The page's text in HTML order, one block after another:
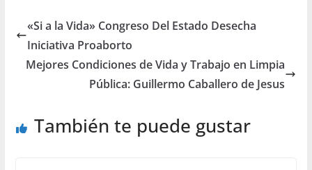
«Si a la Vida» Congreso Del Estado Desecha
Iniciativa Proaborto
Mejores Condiciones de Vida y Trabajo en Limpia
Pública: Guillermo Caballero de Jesus
También te puede gustar